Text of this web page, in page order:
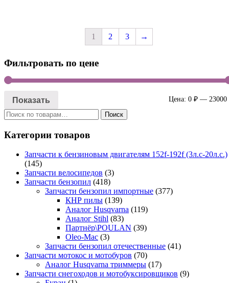
1 2 3 →
Фильтровать по цене
Показать Цена: 0 ₽ — 23000
Искать: Поиск
Категории товаров
Запчасти к бензиновым двигателям 152f-192f (3л.с-20л.с.)
(145)
Запчасти велосипедов (3)
Запчасти бензопил (418)
Запчасти бензопил импортные (377)
КНР пилы (139)
Аналог Husqvarna (119)
Аналог Stihl (83)
Партнёр\POULAN (39)
Oleo-Mac (3)
Запчасти бензопил отечественные (41)
Запчасти мотокос и мотобуров (70)
Аналог Husqvarna триммеры (17)
Запчасти снегоходов и мотобуксировщиков (9)